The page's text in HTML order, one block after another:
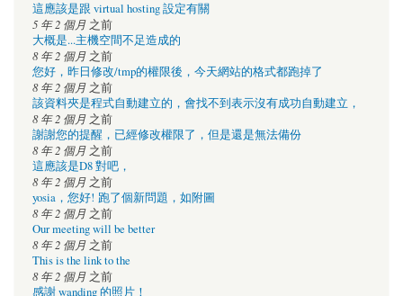
這應該是跟 virtual hosting 設定有關
5 年 2 個月 之前
大概是...主機空間不足造成的
8 年 2 個月 之前
您好，昨日修改/tmp的權限後，今天網站的格式都跑掉了
8 年 2 個月 之前
該資料夾是程式自動建立的，會找不到表示沒有成功自動建立，
8 年 2 個月 之前
謝謝您的提醒，已經修改權限了，但是還是無法備份
8 年 2 個月 之前
這應該是D8 對吧，
8 年 2 個月 之前
yosia，您好! 跑了個新問題，如附圖
8 年 2 個月 之前
Our meeting will be better
8 年 2 個月 之前
This is the link to the
8 年 2 個月 之前
感謝 wanding 的照片！